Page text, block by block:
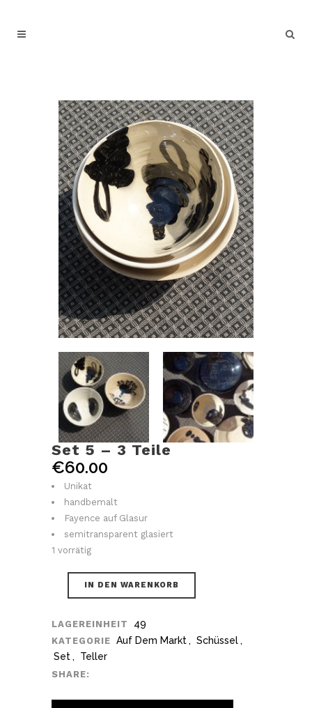
Set 5 – 3 Teile
€60.00
Unikat
handbemalt
Fayence auf Glasur
semitransparent glasiert
1 vorrätig
IN DEN WARENKORB
LAGEREINHEIT 49
KATEGORIE Auf Dem Markt , Schüssel ,
Set , Teller
SHARE: